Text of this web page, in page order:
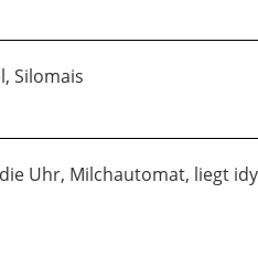
Silomais
Uhr, Milchautomat, liegt